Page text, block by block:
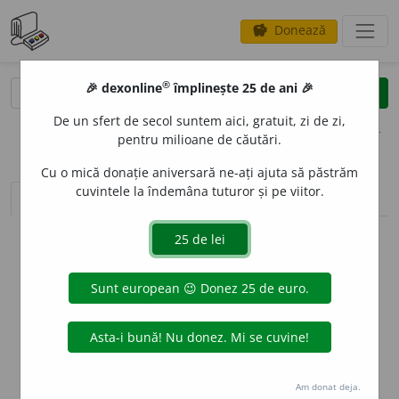
savings Donează
clear
opțiuni
sinteza definițiilor (1) definiții (8) declinări
info
Aceste definiții sunt compilate de
echipa dexonline. Definițiile
originale se află pe filadefiniții.
preferințe
🎉 dexonline® împlinește 25 de ani 🎉
De un sfert de secol suntem aici, gratuit, zi de zi,
pentru milioane de căutări.
Cu o mică donație aniversară ne-ați ajuta să păstrăm
cuvintele la îndemâna tuturor și pe viitor.
Am donat deja.